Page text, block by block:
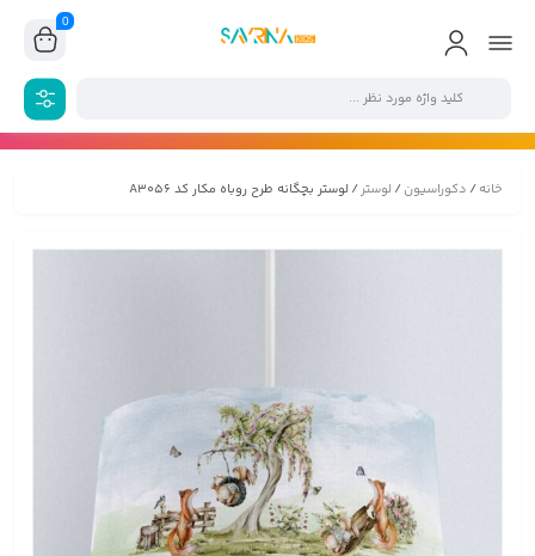
0
خانه/ دکوراسیون/ لوستر/ لوستر بچگانه طرح روباه مکار کد A3056